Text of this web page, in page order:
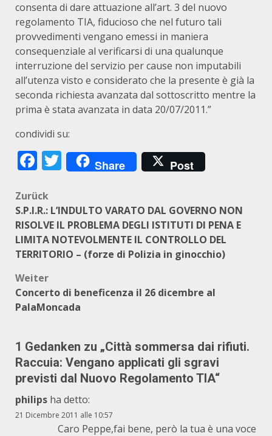
consenta di dare attuazione all’art. 3 del nuovo
regolamento TIA, fiducioso che nel futuro tali
provvedimenti vengano emessi in maniera
consequenziale al verificarsi di una qualunque
interruzione del servizio per cause non imputabili
all’utenza visto e considerato che la presente è già la
seconda richiesta avanzata dal sottoscritto mentre la
prima è stata avanzata in data 20/07/2011.”
condividi su:
Facebook
Twitter
Share Post
Beitragsnavigation
Zurück
S.P.I.R.: L’INDULTO VARATO DAL GOVERNO NON
RISOLVE IL PROBLEMA DEGLI ISTITUTI DI PENA E
LIMITA NOTEVOLMENTE IL CONTROLLO DEL
TERRITORIO – (forze di Polizia in ginocchio)
Weiter
Concerto di beneficenza il 26 dicembre al
PalaMoncada
1 Gedanken zu „Città sommersa dai rifiuti.
Raccuia: Vengano applicati gli sgravi
previsti dal Nuovo Regolamento TIA“
philips ha detto:
21 Dicembre 2011 alle 10:57
Caro Peppe,fai bene, però la tua è una voce